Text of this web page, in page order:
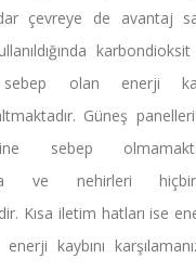
çevreye de avantaj
olan enerji
Güneş
sebep
ve nehirleri
Kısa iletim hatları ise
kaybını